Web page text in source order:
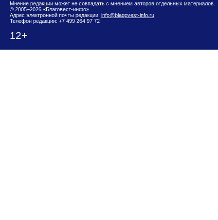
Мнение редакции может не совпадать с мнением авторов отдельных материалов.
© 2005–2026 «Благовест-инфо»
Адрес электронной почты редакции: info@blagovest-info.ru
Телефон редакции: +7 499 264 97 72
12+